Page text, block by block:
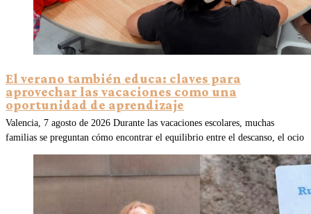
El verano también educa: claves para
aprovechar las vacaciones como una
oportunidad de aprendizaje
Valencia, 7 agosto de 2026 Durante las vacaciones escolares, muchas
familias se preguntan cómo encontrar el equilibrio entre el descanso, el ocio